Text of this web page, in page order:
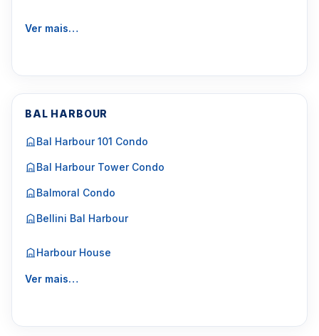
Ver mais…
BAL HARBOUR
Bal Harbour 101 Condo
Bal Harbour Tower Condo
Balmoral Condo
Bellini Bal Harbour
Harbour House
Ver mais…